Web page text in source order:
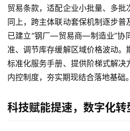
贸易条款，适配企业小批量、多批
同上，跨主体联动套保机制逐步
已建立“钢厂—贸易商—制造业”协
准、调节库存缓解区域价格波动。
标准化服务手册、提供阶梯式解决
内控制度，夯实期现结合落地基础。
科技赋能提速，数字化